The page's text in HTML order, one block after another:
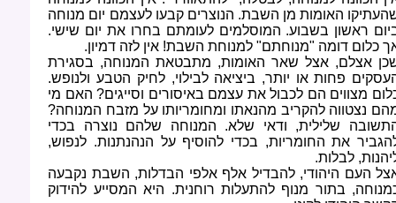
האומות מן השבת. הנוצרים קבעו לעצמם יום מנוחה
ראשון בשבוע. המוסלמים לעומתם בחרו את יום שישי.
כלום דומה "מנוחתם" למנוחת השבת! אין לזה דמיון.
אצלם, אצל שאר האומות, מתבטאת המנוחה, בסגירת
פחות או יותר, ביציאה לבילוי, לחיק הטבע ולנופש.
מצווים הם לכבול את עצמם באיסורים וסייגים? האם מי
נצטווה להקריב מהנאתו ומחומריותו על מזבח המנוחה?
שלילית, ודאי שלא. המנוחה שלהם נוצרה בכדי
את החומריות, בכדי להוסיף על הנהנתנות. לנפוש,
לבלות.
העם היהודי, להבדיל אלף אלפי הבדלות, השבת נקבעה
בתור מנוף להתעלות רוחנית. היא המסייע להידוק